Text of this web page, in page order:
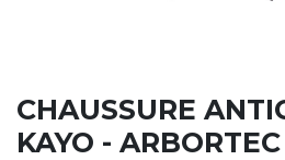
CHAUSSURE
KAYO - ARBORTEC